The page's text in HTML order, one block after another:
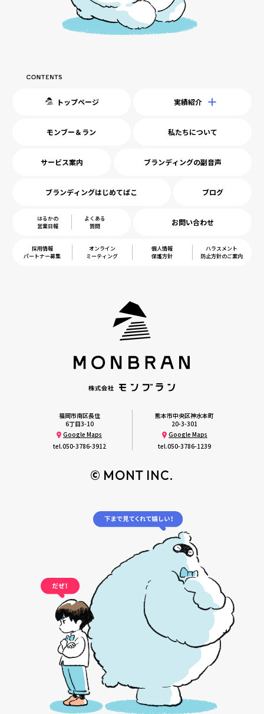
トップページ 実績紹介
モンブー＆ラン 私たちについて
サービス案内 ブランディングの副音声
ブランディングはじめてばこ ブログ
はるかの
営業日報
よくある
質問
お問い合わせ
採用情報
パートナー募集
オンライン
ミーティング
個人情報
保護方針
ハラスメント
防止方針のご案内
福岡市南区長住
6丁目3-10
Google Maps
tel.050-3786-3912
熊本市中央区神水本町
20-3-301
Google Maps
tel.050-3786-1239
© MONT INC.